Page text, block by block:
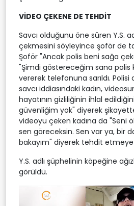
VİDEO ÇEKENE DE TEHDİT
Savcı olduğunu öne süren Y.S.
çekmesini söyleyince şoför de
Şoför "Ancak polis beni sağa
"Şimdi göstereceğim sana polis
vererek telefonuna sarıldı. Polisi
savcı iddiasındaki kadın,
hayatının gizliliğinin ihlal
güvenliğim yok" diyerek
videoyu çeken kadına da "Seni
sen göreceksin. Sen var ya, bir
bakayım" diyerek tehdit
Y.S. adlı şüphelinin köpeğine
görüldü.